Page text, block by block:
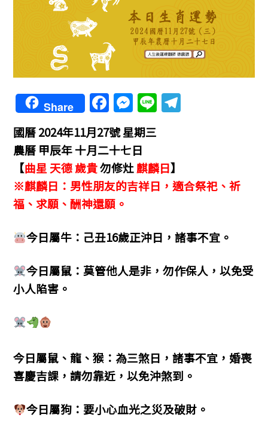
Share F
a
c
e
b
o
o
k
M
e
ss
e
n
g
Li
n
a
m
國曆 2024年11月27號 星期三
農曆 甲辰年 十月二十七日
【曲星 天德 歲貴勿修灶麒麟日】
※麒麟日：男性朋友的吉祥日，適合祭祀、祈
福、求願、酬神還願。
今日屬牛：己丑16歲正沖日，諸事不宜。
今日屬鼠：莫管他人是非，勿作保人，以免受
小人陷害。
今日屬鼠、龍、猴：為三煞日，諸事不宜，婚喪
喜慶吉課，請勿靠近，以免沖煞到。
今日屬狗：要小心血光之災及破財。